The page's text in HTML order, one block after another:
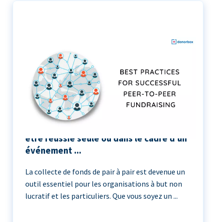
La collecte de fonds entre pairs peut
être réussie seule ou dans le cadre d'un
événement ...
La collecte de fonds de pair à pair est devenue un
outil essentiel pour les organisations à but non
lucratif et les particuliers. Que vous soyez un ...